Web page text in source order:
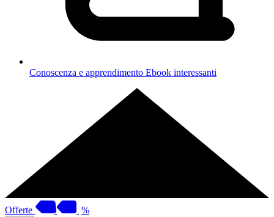
Conoscenza e apprendimento Ebook interessanti
Offerte %